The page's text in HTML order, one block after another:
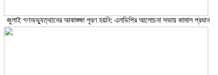
জুলাই গণঅভ্যুত্থানের আকাঙ্ক্ষা পূরণ হয়নি: এলডিপির আলোচনা সভায় কামাল প্রধান